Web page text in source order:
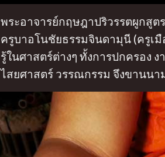
พระอาจารย์กฤษฎาปริวรรตผูกสู
ครูบาอโนชัยธรรมจินดามุนี (ครูเ
รู้ในศาสตร์ต่างๆ ทั้งการปกครอง
ไสยศาสตร์ วรรณกรรม จึงขานนา